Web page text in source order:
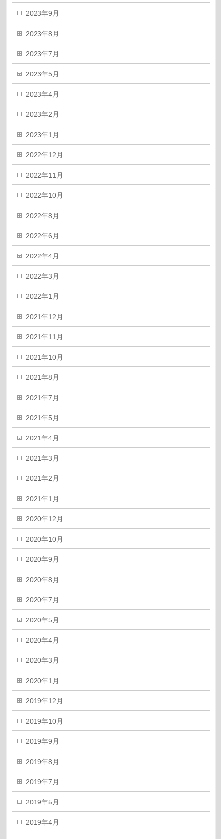
2023年9月
2023年8月
2023年7月
2023年5月
2023年4月
2023年2月
2023年1月
2022年12月
2022年11月
2022年10月
2022年8月
2022年6月
2022年4月
2022年3月
2022年1月
2021年12月
2021年11月
2021年10月
2021年8月
2021年7月
2021年5月
2021年4月
2021年3月
2021年2月
2021年1月
2020年12月
2020年10月
2020年9月
2020年8月
2020年7月
2020年5月
2020年4月
2020年3月
2020年1月
2019年12月
2019年10月
2019年9月
2019年8月
2019年7月
2019年5月
2019年4月